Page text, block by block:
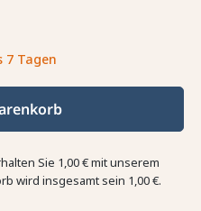
7 Tagen
Sie 1,00 €mit unserem
wird insgesamt sein 1,00 €.